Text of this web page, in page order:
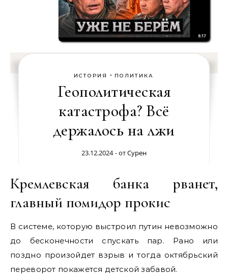
ИСТОРИЯ - ПОЛИТИКА
Геополитическая
катастрофа? Всё
держалось на лжи
23.12.2024 - отСурен
Кремлевская банка рванет,
главный помидор прокис
В системе, которую выстроил путин невозможно
до бесконечности спускать пар. Рано или
поздно произойдет взрыв и тогда октябрьский
переворот покажется детской забавой.